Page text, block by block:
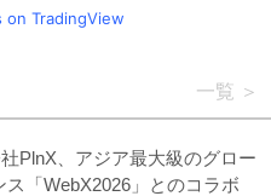
on TradingView
一覧
PlnX、アジア最大級のグロー
「WebX2026」とのコラボ